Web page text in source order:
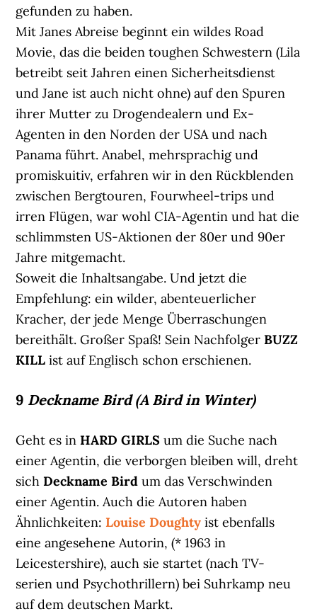
gefunden zu haben.
Mit Janes Abreise beginnt ein wildes Road
Movie, das die beiden toughen Schwestern (Lila
betreibt seit Jahren einen Sicherheitsdienst
und Jane ist auch nicht ohne) auf den Spuren
ihrer Mutter zu Drogendealern und Ex-
Agenten in den Norden der USA und nach
Panama führt. Anabel, mehrsprachig und
promiskuitiv, erfahren wir in den Rückblenden
zwischen Bergtouren, Fourwheel-trips und
irren Flügen, war wohl CIA-Agentin und hat die
schlimmsten US-Aktionen der 80er und 90er
Jahre mitgemacht.
Soweit die Inhaltsangabe. Und jetzt die
Empfehlung: ein wilder, abenteuerlicher
Kracher, der jede Menge Überraschungen
bereithält. Großer Spaß! Sein NachfolgerBUZZ
KILL ist auf Englisch schon erschienen.
9 Deckname Bird (A Bird in Winter)
Geht es inHARD GIRLS um die Suche nach
einer Agentin, die verborgen bleiben will, dreht
sichDeckname Bird um das Verschwinden
einer Agentin. Auch die Autoren haben
Ähnlichkeiten: Louise Doughty ist ebenfalls
eine angesehene Autorin, (* 1963 in
Leicestershire), auch sie startet (nach TV-
serien und Psychothrillern) bei Suhrkamp neu
auf dem deutschen Markt.